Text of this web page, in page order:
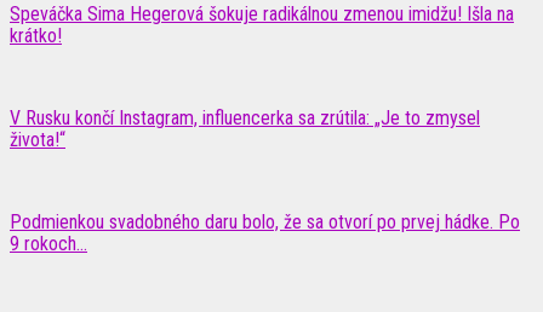
Speváčka Sima Hegerová šokuje radikálnou zmenou imidžu! Išla na
krátko!
V Rusku končí Instagram, influencerka sa zrútila: „Je to zmysel
života!“
Podmienkou svadobného daru bolo, že sa otvorí po prvej hádke. Po
9 rokoch...